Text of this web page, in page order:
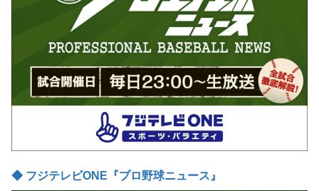
◆ フジテレビONE『プロ野球ニュース』